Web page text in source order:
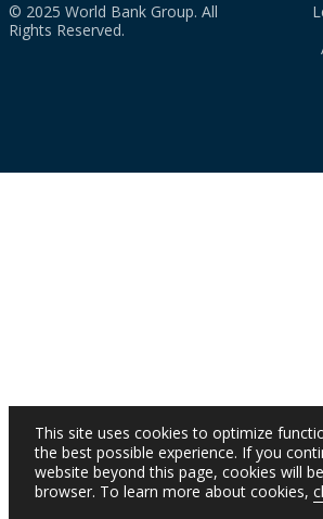
© 2025 World Bank Group. All
Rights Reserved.
This site uses cookies to optimize
the best possible experience. If you
website beyond this page, cookies will
browser. To learn more about cookies,